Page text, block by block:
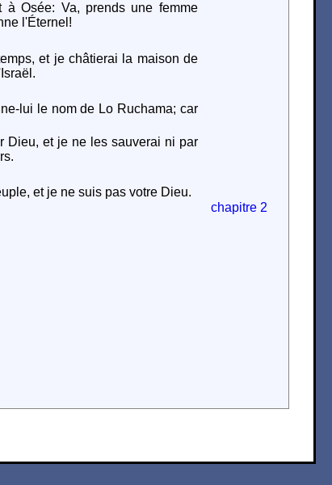
Osée: Va, prends une femme
l'Éternel!
et je châtierai la maison de
lui le nom de Lo Ruchama; car
Dieu, et je ne les sauverai ni par
et je ne suis pas votre Dieu.
chapitre 2